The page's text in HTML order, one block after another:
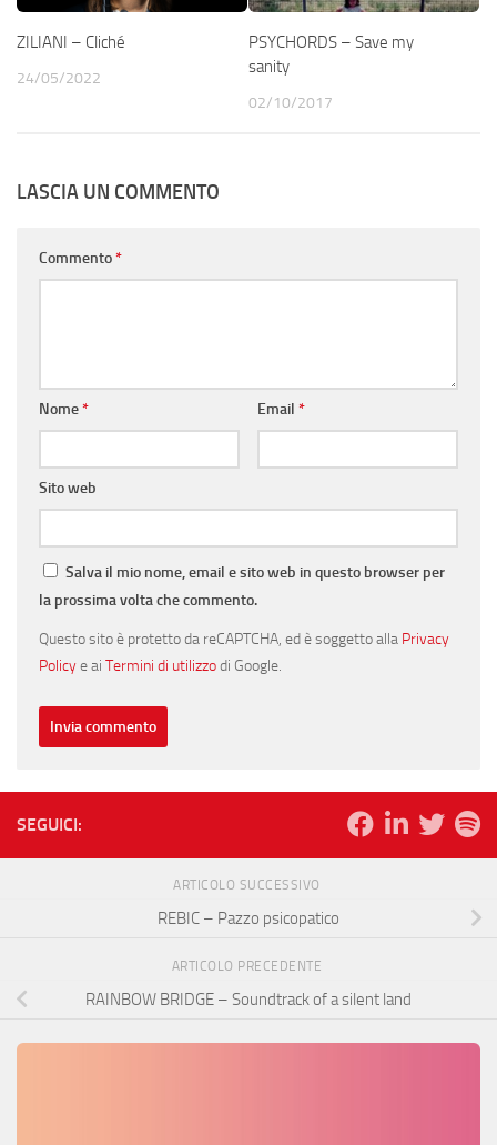
ZILIANI – Cliché
24/05/2022
PSYCHORDS – Save my
sanity
02/10/2017
LASCIA UN COMMENTO
Commento*
Nome* Email *
Sito web
Salva il mio nome, email e sito web in questo browser per
la prossima volta che commento.
Questo sito è protetto da reCAPTCHA, ed è soggetto alla Privacy
Policye ai Termini di utilizzodi Google.
SEGUICI:
ARTICOLO SUCCESSIVO
REBIC – Pazzo psicopatico
ARTICOLO PRECEDENTE
RAINBOW BRIDGE – Soundtrack of a silent land